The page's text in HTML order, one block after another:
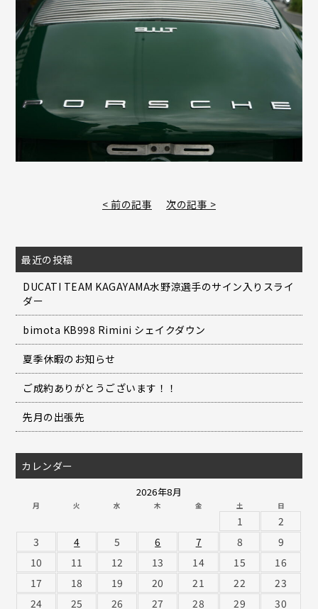
< 前の記事 次の記事 >
最近の投稿
DUCATI TEAM KAGAYAMA水野涼選手のサイン入りスライ
ダー
bimota KB998 Rimini シェイクダウン
夏季休暇のお知らせ
ご成約ありがとうございます！！
先月の出張先
カレンダー
2026年8月
月 火 水 木 金 土 日
1
2
3
4 5 6 7 8
9
10
11 12 13 14 15
16
17
18 19 20 21 22
23
24
25 26 27 28 29
30